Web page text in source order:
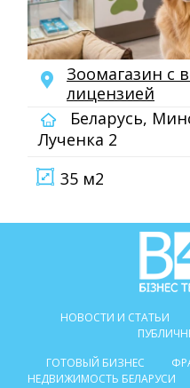
Зоомагазин с
лицензией
Беларусь,
Лученка 2
35 м2
НОВОСТИ И СТАТЬИ
ГОТОВЫЙ БИЗНЕС
НЕДВИЖИМОСТЬ БЕЛАРУСИ